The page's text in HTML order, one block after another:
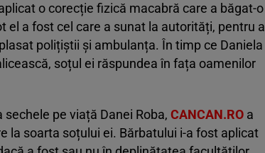
o corecție fizică macabră care a băgat-o
a fost cel care a sunat la autorități, pentru a
polițiștii și ambulanța. În timp ce Daniela
soțul ei răspundea în fața oamenilor
pe viață Danei Roba, CANCAN.RO a
la soarta soțului ei. Bărbatului i-a fost aplicat